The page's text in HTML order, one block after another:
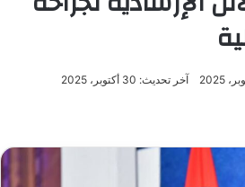
آخر تحديث: 30 أكتوبر، 2025